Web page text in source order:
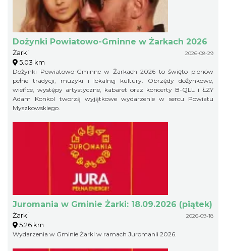
Dożynki Powiatowo-Gminne w Żarkach 2026
Żarki 2026-08-29
5.03 km
Dożynki Powiatowo-Gminne w Żarkach 2026 to święto plonów
pełne tradycji, muzyki i lokalnej kultury. Obrzędy dożynkowe,
wieńce, występy artystyczne, kabaret oraz koncerty B-QLL i ŁZY
Adam Konkol tworzą wyjątkowe wydarzenie w sercu Powiatu
Myszkowskiego.
Juromania w Gminie Żarki: 18.09.2026 (piątek)
Żarki 2026-09-18
5.26 km
Wydarzenia w Gminie Żarki w ramach Juromanii 2026.